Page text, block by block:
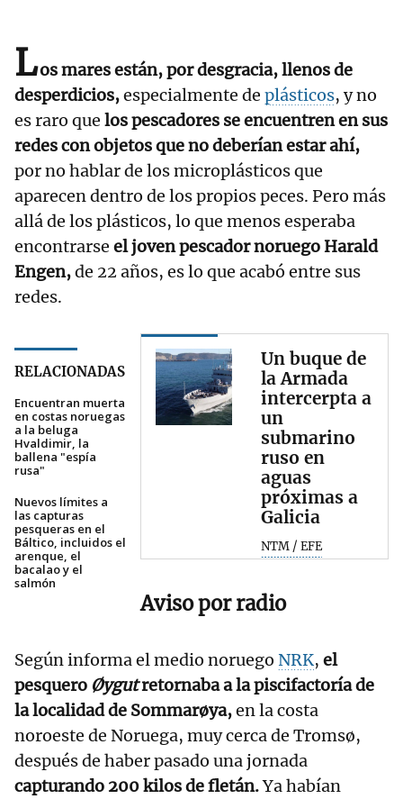
Los mares están, por desgracia, llenos de
desperdicios,especialmente de plásticos, y no
es raro que los pescadores se encuentren en sus
redes con objetos que no deberían estar ahí,
por no hablar de los microplásticos que
aparecen dentro de los propios peces. Pero más
allá de los plásticos, lo que menos esperaba
encontrarse el joven pescador noruego Harald
Engen,de 22 años, es lo que acabó entre sus
redes.
RELACIONADAS
Encuentran muerta
en costas noruegas
a la beluga
Hvaldimir, la
ballena "espía
rusa"
Nuevos límites a
las capturas
pesqueras en el
Báltico, incluidos el
arenque, el
bacalao y el
salmón
Un buque de
la Armada
intercerpta a
un
submarino
ruso en
aguas
próximas a
Galicia
NTM / EFE
Aviso por radio
Según informa el medio noruego NRK, el
pesquero Øygutretornaba a la piscifactoría de
la localidad de Sommarøya,en la costa
noroeste de Noruega, muy cerca de Tromsø,
después de haber pasado una jornada
capturando 200 kilos de fletán.Ya habían